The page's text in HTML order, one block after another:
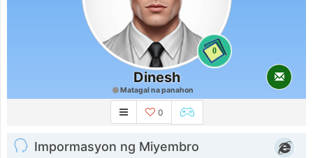
0
Dinesh
Matagal na panahon
0
Impormasyon ng Miyembro